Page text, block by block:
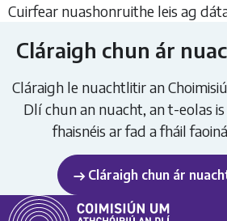
Cuirfear nuashonruithe leis ag
Cláraigh chun ár
Cláraigh le nuachtlitir an
Dlí chun an nuacht, an t-eolas
fhaisnéis ar fad a fháil
Cláraigh chun ár